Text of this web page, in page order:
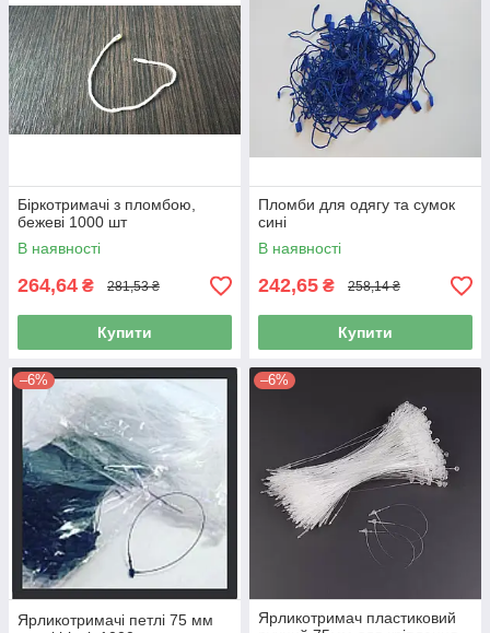
Біркотримачі з пломбою,
бежеві 1000 шт
В наявності
264,64 ₴ 281,53 ₴
Купити
Пломби для одягу та сумок
сині
В наявності
242,65 ₴ 258,14 ₴
Купити
–6%
Ярликотримачі петлі 75 мм
–6%
Ярликотримач пластиковий